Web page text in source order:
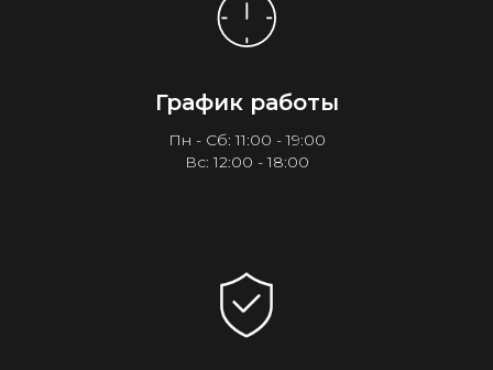
График работы
Пн - Сб: 11:00 - 19:00
Вс: 12:00 - 18:00